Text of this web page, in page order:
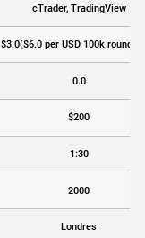
cTrader, TradingView
$3.0($6.0 per USD 100k round
0.0
$200
1:30
2000
Londres